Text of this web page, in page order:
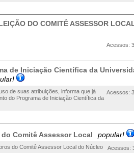
DO COMITÊ ASSESSOR
Acessos:
de Iniciação Científica da
Acessos:
de suas atribuições, informa que já
do Programa de Iniciação Científica da
Comitê Assessor Local popular!
Acessos:
do Comitê Assessor Local do Núcleo